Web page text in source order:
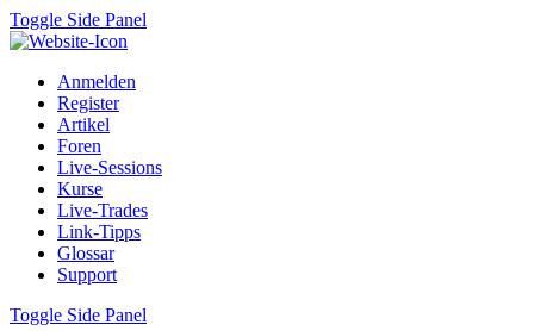
Toggle Side Panel
Anmelden
Register
Artikel
Foren
Live-Sessions
Kurse
Live-Trades
Link-Tipps
Glossar
Support
Toggle Side Panel